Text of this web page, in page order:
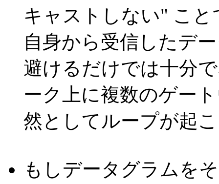
キャストしない" こ
自身から受信したデ
避けるだけでは十分
ーク上に複数のゲー
然としてループが起
もしデータグラムを